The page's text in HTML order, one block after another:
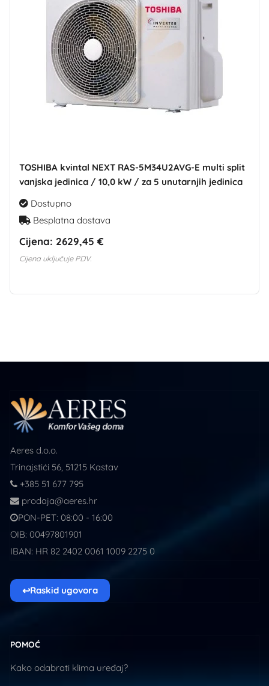
TOSHIBA kvintal NEXT RAS-5M34U2AVG-E multi split
vanjska jedinica / 10,0 kW / za 5 unutarnjih jedinica
Dostupno
Besplatna dostava
Cijena: 2629,45 €
Cijena uključuje PDV.
Aeres d.o.o.
Trinajstići 56, 51215 Kastav
+385 51 677 795
prodaja@aeres.hr
PON-PET: 08:00 - 16:00
OIB: 00497801901
IBAN: HR 82 2402 0061 1009 2275 0
↩Raskid ugovora
POMOĆ
Kako odabrati klima uređaj?